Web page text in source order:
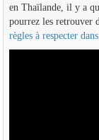
en Thaïlande, il y a
pourrez les retrouver
règles à respecter